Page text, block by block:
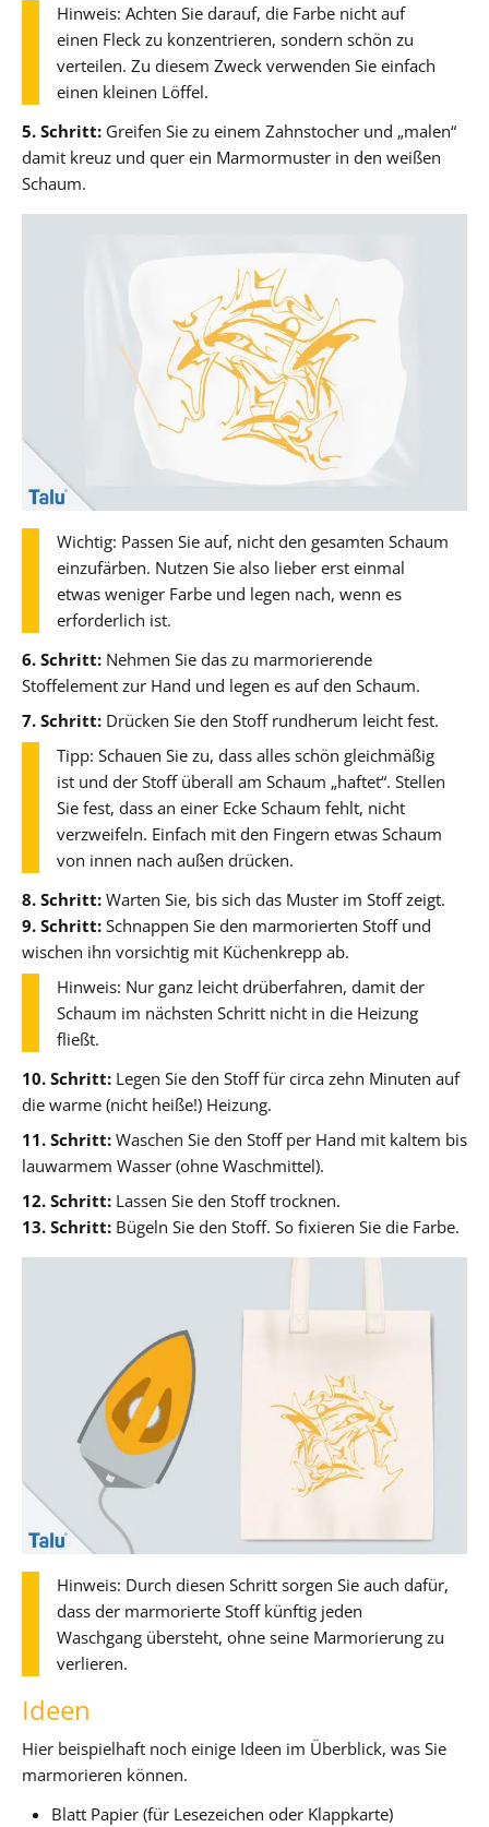
Hinweis: Achten Sie darauf, die Farbe nicht auf
einen Fleck zu konzentrieren, sondern schön zu
verteilen. Zu diesem Zweck verwenden Sie einfach
einen kleinen Löffel.
5. Schritt: Greifen Sie zu einem Zahnstocher und „malen“
damit kreuz und quer ein Marmormuster in den weißen
Schaum.
Wichtig: Passen Sie auf, nicht den gesamten Schaum
einzufärben. Nutzen Sie also lieber erst einmal
etwas weniger Farbe und legen nach, wenn es
erforderlich ist.
6. Schritt: Nehmen Sie das zu marmorierende
Stoffelement zur Hand und legen es auf den Schaum.
7. Schritt: Drücken Sie den Stoff rundherum leicht fest.
Tipp: Schauen Sie zu, dass alles schön gleichmäßig
ist und der Stoff überall am Schaum „haftet“. Stellen
Sie fest, dass an einer Ecke Schaum fehlt, nicht
verzweifeln. Einfach mit den Fingern etwas Schaum
von innen nach außen drücken.
8. Schritt: Warten Sie, bis sich das Muster im Stoff zeigt.
9. Schritt: Schnappen Sie den marmorierten Stoff und
wischen ihn vorsichtig mit Küchenkrepp ab.
Hinweis: Nur ganz leicht drüberfahren, damit der
Schaum im nächsten Schritt nicht in die Heizung
fließt.
10. Schritt: Legen Sie den Stoff für circa zehn Minuten auf
die warme (nicht heiße!) Heizung.
11. Schritt: Waschen Sie den Stoff per Hand mit kaltem bis
lauwarmem Wasser (ohne Waschmittel).
12. Schritt: Lassen Sie den Stoff trocknen.
13. Schritt: Bügeln Sie den Stoff. So fixieren Sie die Farbe.
Hinweis: Durch diesen Schritt sorgen Sie auch dafür,
dass der marmorierte Stoff künftig jeden
Waschgang übersteht, ohne seine Marmorierung zu
verlieren.
Ideen
Hier beispielhaft noch einige Ideen im Überblick, was Sie
marmorieren können.
Blatt Papier (für Lesezeichen oder Klappkarte)